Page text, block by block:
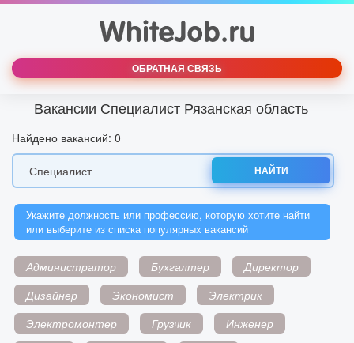
ОБРАТНАЯ СВЯЗЬ
Вакансии Специалист Рязанская область
Найдено вакансий: 0
НАЙТИ
Укажите должность или профессию, которую хотите найти
или выберите из списка популярных вакансий
Администратор Бухгалтер
Директор
Дизайнер
Экономист
Электрик
Электромонтер
Грузчик
Инженер